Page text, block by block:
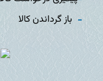
باز گرداندن کالا